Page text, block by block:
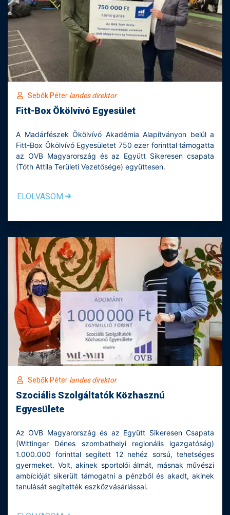
Sebők Péter landes direktor
Fitt-Box Ökölvívó Egyesület
A Madárfészek Ökölvívó Akadémia Alapítványon belül a
Fitt-Box Ökölvívó Egyesületet 750 ezer forinttal támogatta
az OVB Magyarország és az Együtt Sikeresen csapata
(Tóth Attila Területi Vezetősége) együttesen.
ELOLVASOM
Sebők Péter landes direktor
Szociális Szolgáltatók Közhasznú
Egyesülete
Az OVB Magyarország és az Együtt Sikeresen Csapata
(Wittinger Dénes szombathelyi regionális igazgatóság)
1.000.000 forinttal segített 12 nehéz sorsú, tehetséges
gyermeket. Volt, akinek sportolói álmát, másnak művészi
ambícióját sikerült támogatni a pénzből és akadt, akinek
tanulását segítették eszközvásárlással.